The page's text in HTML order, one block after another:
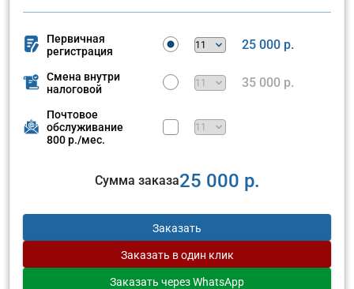
Первичная
регистрация
25 000 р.
Смена внутри
налоговой
35 000 р.
Почтовое
обслуживание
800 р./мес.
Сумма заказа25 000 р.
Заказать
Заказать в один клик
Заказать через WhatsApp